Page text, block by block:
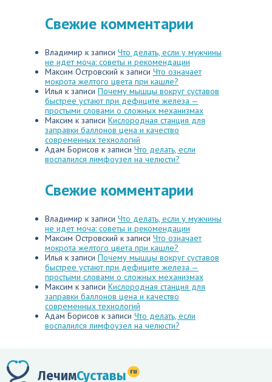
Свежие комментарии
Владимир к записи Что делать, если у мужчины
не идет моча: советы и рекомендации
Максим Островский к записи Что означает
мокрота желтого цвета при кашле?
Илья к записи Почему мышцы вокруг суставов
быстрее устают при дефиците железа —
простыми словами о сложных механизмах
Максим к записи Кислородная станция для
заправки баллонов цена и качество
современных технологий
Адам Борисов к записи Что делать, если
воспалился лимфоузел на челюсти?
Свежие комментарии
Владимир к записи Что делать, если у мужчины
не идет моча: советы и рекомендации
Максим Островский к записи Что означает
мокрота желтого цвета при кашле?
Илья к записи Почему мышцы вокруг суставов
быстрее устают при дефиците железа —
простыми словами о сложных механизмах
Максим к записи Кислородная станция для
заправки баллонов цена и качество
современных технологий
Адам Борисов к записи Что делать, если
воспалился лимфоузел на челюсти?
ЛечимСуставы ru